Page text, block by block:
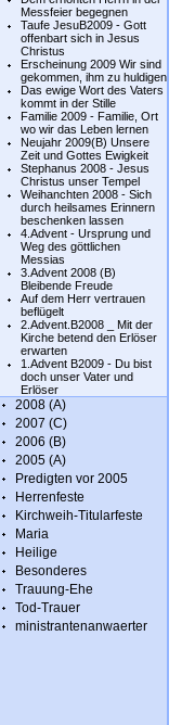
Messfeier begegnen
Taufe JesuB2009 - Gott
offenbart sich in Jesus
Christus
Erscheinung 2009 Wir sind
gekommen, ihm zu huldigen
Das ewige Wort des Vaters
kommt in der Stille
Familie 2009 - Familie, Ort
wo wir das Leben lernen
Neujahr 2009(B) Unsere
Zeit und Gottes Ewigkeit
Stephanus 2008 - Jesus
Christus unser Tempel
Weihanchten 2008 - Sich
durch heilsames Erinnern
beschenken lassen
4.Advent - Ursprung und
Weg des göttlichen
Messias
3.Advent 2008 (B)
Bleibende Freude
Auf dem Herr vertrauen
beflügelt
2.Advent.B2008 _ Mit der
Kirche betend den Erlöser
erwarten
1.Advent B2009 - Du bist
doch unser Vater und
Erlöser
2008 (A)
2007 (C)
2006 (B)
2005 (A)
Predigten vor 2005
Herrenfeste
Kirchweih-Titularfeste
Maria
Heilige
Besonderes
Trauung-Ehe
Tod-Trauer
ministrantenanwaerter